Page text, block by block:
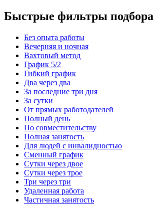
Быстрые фильтры подбора
Без опыта работы
Вечерняя и ночная
Вахтовый метод
График 5/2
Гибкий график
Два через два
За последние три дня
За сутки
От прямых работодателей
Полный день
По совместительству
Полная занятость
Для людей с инвалидностью
Сменный график
Сутки через двое
Сутки через трое
Три через три
Удаленная работа
Частичная занятость